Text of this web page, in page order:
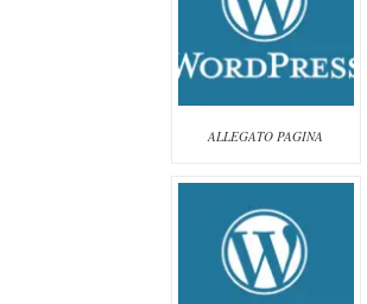
ALLEGATO PAGINA